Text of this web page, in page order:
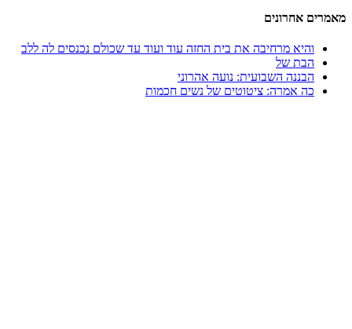
מאמרים אחרונים
והיא מרחיבה את בית החזה עוד ועוד עד שכולם נכנסים לה ללב
הבת של
הבננה השבועית: נועה אהרוני
כה אמרה: ציטוטים של נשים חכמות